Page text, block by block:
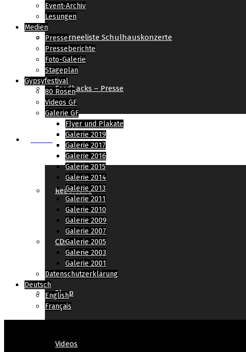
Tourneeliste Schulhauskonzerte
Feedbacks – Presse
Repertoire
CDs
Shop
Videos
Event-Archiv
Lesungen
Medien
Presse
Presseberichte
Foto-Galerie
Stageplan
Gypsyfestival
80 Rosen
Videos GF
Galerie GF
Flyer und Plakate
Galerie 2019
Galerie 2017
Galerie 2016
Galerie 2015
Galerie 2014
Galerie 2013
Galerie 2011
Galerie 2010
Galerie 2009
Galerie 2007
Galerie 2005
Galerie 2003
Galerie 2001
Datenschutzerklärung
Deutsch
English
Français